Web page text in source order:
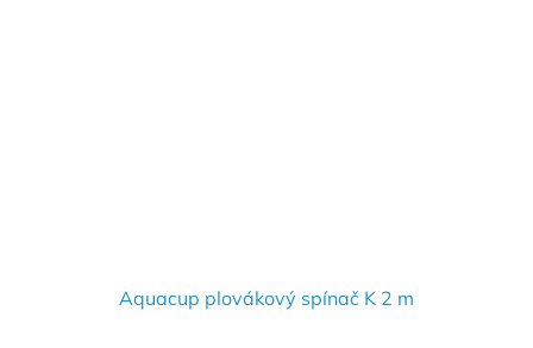
Aquacup plovákový spínač K 2 m